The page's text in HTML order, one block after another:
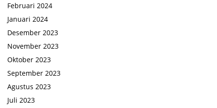
Februari 2024
Januari 2024
Desember 2023
November 2023
Oktober 2023
September 2023
Agustus 2023
Juli 2023